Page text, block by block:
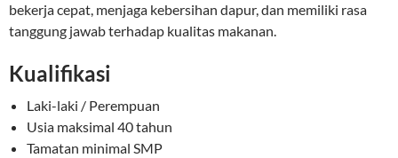
bekerja cepat, menjaga kebersihan dapur, dan memiliki rasa
tanggung jawab terhadap kualitas makanan.
Kualifikasi
Laki-laki / Perempuan
Usia maksimal 40 tahun
Tamatan minimal SMP